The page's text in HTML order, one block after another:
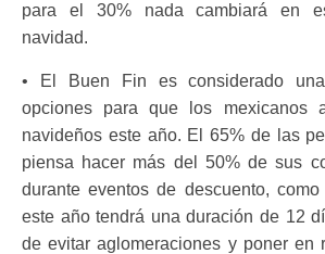
para el 30% nada cambiará en
navidad.
• El Buen Fin es considerado
opciones para que los mexicanos
navideños este año. El 65% de las
piensa hacer más del 50% de sus
durante eventos de descuento,
este año tendrá una duración de 12
de evitar aglomeraciones y poner en